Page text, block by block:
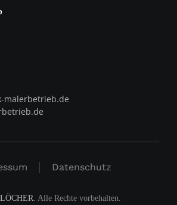
malerbetrieb.de
Datenschutz
. Alle Rechte vorbehalten.